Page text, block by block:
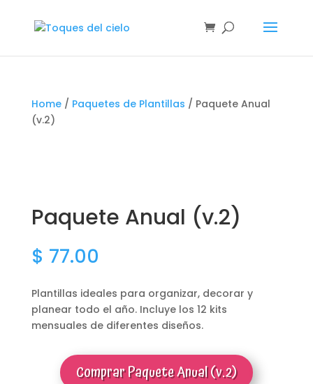
Home/ Paquetes de Plantillas / Paquete Anual
(v.2)
Paquete Anual (v.2)
$ 77.00
Plantillas ideales para organizar, decorar y
planear todo el año. Incluye los 12 kits
mensuales de diferentes diseños.
Comprar Paquete Anual (v.2)